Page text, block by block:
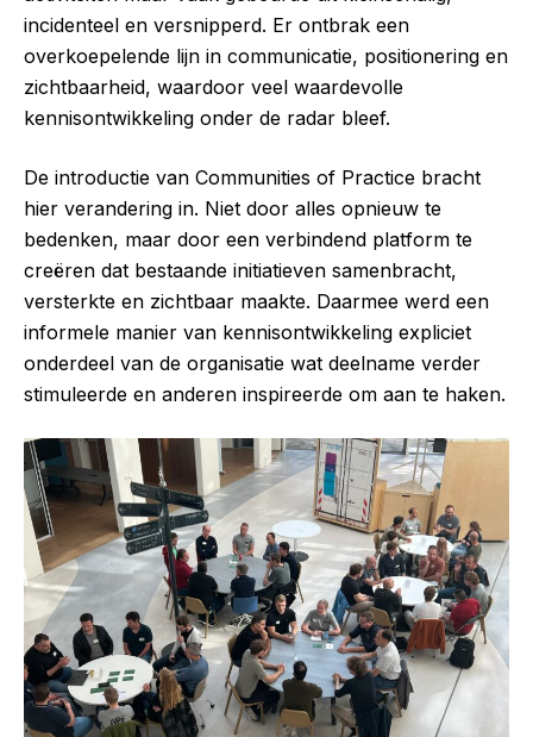
incidenteel en versnipperd. Er ontbrak een
overkoepelende lijn in communicatie, positionering en
zichtbaarheid, waardoor veel waardevolle
kennisontwikkeling onder de radar bleef.
De introductie van Communities of Practice bracht
hier verandering in. Niet door alles opnieuw te
bedenken, maar door een verbindend platform te
creëren dat bestaande initiatieven samenbracht,
versterkte en zichtbaar maakte. Daarmee werd een
informele manier van kennisontwikkeling expliciet
onderdeel van de organisatie wat deelname verder
stimuleerde en anderen inspireerde om aan te haken.